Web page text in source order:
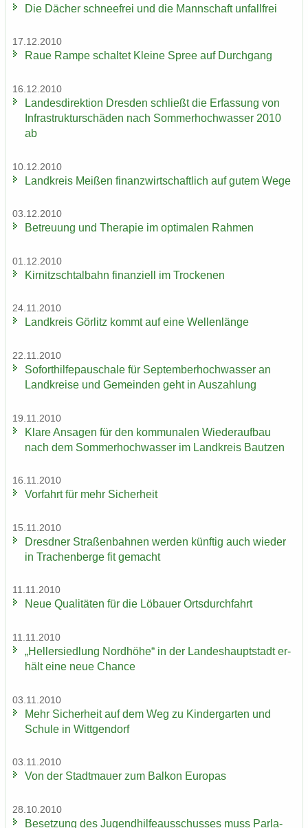
Die Dä­cher schnee­frei und die Mann­schaft un­fall­frei
17.12.2010
Raue Rampe schal­tet Klei­ne Spree auf Durch­gang
16.12.2010
Lan­des­di­rek­ti­on Dres­den schließt die Er­fas­sung von
In­fra­struk­tur­schä­den nach Som­mer­hoch­was­ser 2010
ab
10.12.2010
Land­kreis Mei­ßen fi­nanz­wirt­schaft­lich auf gutem Wege
03.12.2010
Be­treu­ung und The­ra­pie im op­ti­ma­len Rah­men
01.12.2010
Kir­nitzsch­tal­bahn fi­nan­zi­ell im Tro­cke­nen
24.11.2010
Land­kreis Gör­litz kommt auf eine Wel­len­län­ge
22.11.2010
So­fort­hil­fe­pau­scha­le für Sep­tem­ber­hoch­was­ser an
Land­krei­se und Ge­mein­den geht in Aus­zah­lung
19.11.2010
Klare An­sa­gen für den kom­mu­na­len Wie­der­auf­bau
nach dem Som­mer­hoch­was­ser im Land­kreis Baut­zen
16.11.2010
Vor­fahrt für mehr Si­cher­heit
15.11.2010
Dresd­ner Stra­ßen­bah­nen wer­den künf­tig auch wie­der
in Tra­chen­ber­ge fit ge­macht
11.11.2010
Neue Qua­li­tä­ten für die Lö­bau­er Orts­durch­fahrt
11.11.2010
„Hel­ler­sied­lung Nord­hö­he“ in der Lan­des­haupt­stadt er­
hält eine neue Chan­ce
03.11.2010
Mehr Si­cher­heit auf dem Weg zu Kin­der­gar­ten und
Schu­le in Witt­gen­dorf
03.11.2010
Von der Stadt­mau­er zum Bal­kon Eu­ro­pas
28.10.2010
Be­set­zung des Ju­gend­hil­fe­aus­schus­ses muss Par­la­